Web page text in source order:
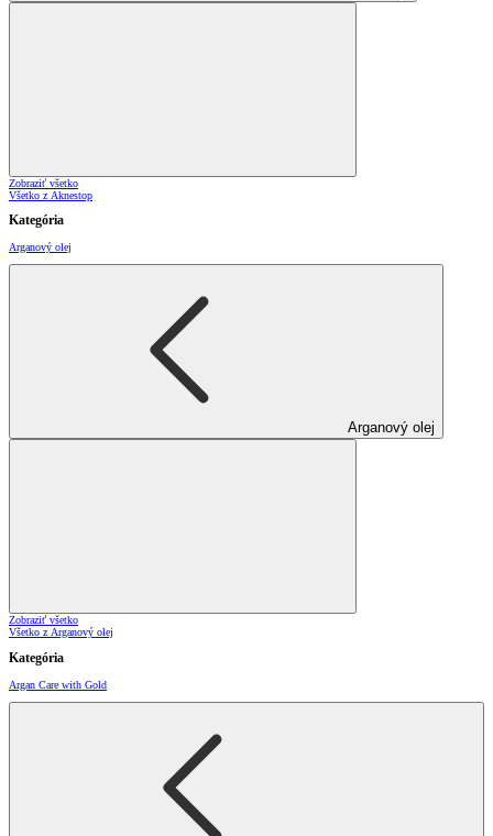
Zobraziť všetko
Všetko z Aknestop
Kategória
Arganový olej
Arganový olej
Zobraziť všetko
Všetko z Arganový olej
Kategória
Argan Care with Gold